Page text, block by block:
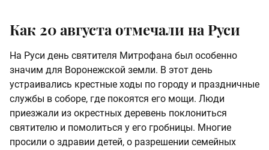
Как 20 августа отмечали на Руси
На Руси день святителя Митрофана был особенно
значим для Воронежской земли. В этот день
устраивались крестные ходы по городу и праздничные
службы в соборе, где покоятся его мощи. Люди
приезжали из окрестных деревень поклониться
святителю и помолиться у его гробницы. Многие
просили о здравии детей, о разрешении семейных